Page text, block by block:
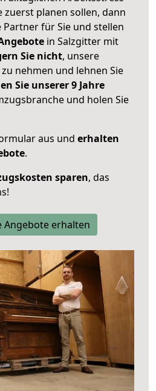
zuerst planen sollen, dann
für Sie und stellen
in Salzgitter mit
Sie nicht, unsere
nehmen und lehnen Sie
Sie unserer 9 Jahre
und holen Sie
aus und erhalten
.
sparen, das
Angebote erhalten